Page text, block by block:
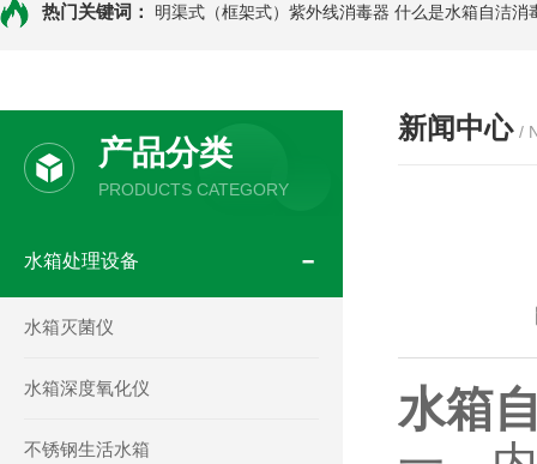
热门关键词： 明渠式（框架式）紫外线消毒器 什么是水箱自洁消
产品分类
PRODUCTS CATEGORY
水箱处理设备
水箱灭菌仪
水箱深度氧化仪
不锈钢生活水箱
新闻中心 /
水箱